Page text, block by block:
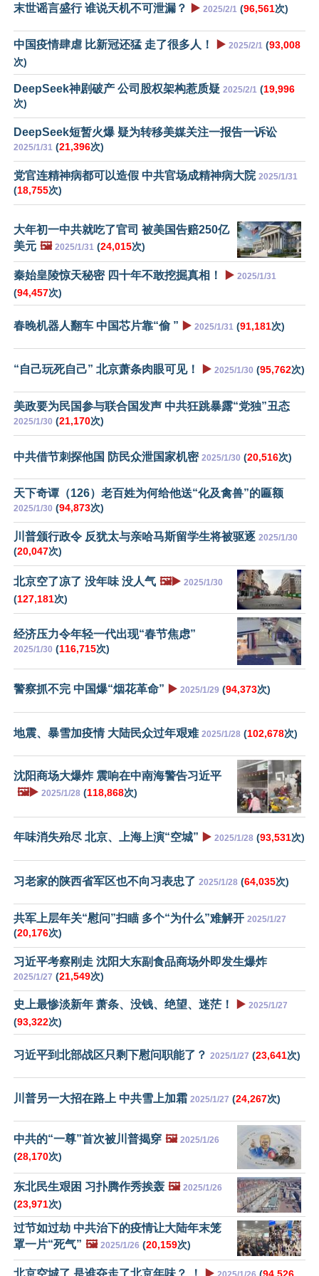
末世谣言盛行 谁说天机不可泄漏？ ▶️ 2025/2/1 (96,561次)
中国疫情肆虐 比新冠还猛 走了很多人！ ▶️ 2025/2/1 (93,008
次)
DeepSeek神剧破产 公司股权架构惹质疑 2025/2/1 (19,996
次)
DeepSeek短暂火爆 疑为转移美媒关注一报告一诉讼
2025/1/31 (21,396次)
党官连精神病都可以造假 中共官场成精神病大院 2025/1/31
(18,755次)
大年初一中共就吃了官司 被美国告赔250亿
美元 🖼️ 2025/1/31 (24,015次)
秦始皇陵惊天秘密 四十年不敢挖掘真相！ ▶️ 2025/1/31
(94,457次)
春晚机器人翻车 中国芯片靠“偷 ” ▶️ 2025/1/31 (91,181次)
“自己玩死自己” 北京萧条肉眼可见！ ▶️ 2025/1/30 (95,762次)
美政要为民国参与联合国发声 中共狂跳暴露“党独”丑态
2025/1/30 (21,170次)
中共借节刺探他国 防民众泄国家机密 2025/1/30 (20,516次)
天下奇谭（126）老百姓为何给他送“化及禽兽”的匾额
2025/1/30 (94,873次)
川普颁行政令 反犹太与亲哈马斯留学生将被驱逐 2025/1/30
(20,047次)
北京空了凉了 没年味 没人气 🖼️▶️ 2025/1/30
(127,181次)
经济压力令年轻一代出现“春节焦虑”
2025/1/30 (116,715次)
警察抓不完 中国爆“烟花革命” ▶️ 2025/1/29 (94,373次)
地震、暴雪加疫情 大陆民众过年艰难 2025/1/28 (102,678次)
沈阳商场大爆炸 震响在中南海警告习近平
🖼️▶️ 2025/1/28 (118,868次)
年味消失殆尽 北京、上海上演“空城” ▶️ 2025/1/28 (93,531次)
习老家的陕西省军区也不向习表忠了 2025/1/28 (64,035次)
共军上层年关“慰问”扫瞄 多个“为什么”难解开 2025/1/27
(20,176次)
习近平考察刚走 沈阳大东副食品商场外即发生爆炸
2025/1/27 (21,549次)
史上最惨淡新年 萧条、没钱、绝望、迷茫！ ▶️ 2025/1/27
(93,322次)
习近平到北部战区只剩下慰问职能了？ 2025/1/27 (23,641次)
川普另一大招在路上 中共雪上加霜 2025/1/27 (24,267次)
中共的“一尊”首次被川普揭穿 🖼️ 2025/1/26
(28,170次)
东北民生艰困 习扑腾作秀挨轰 🖼️ 2025/1/26
(23,971次)
过节如过劫 中共治下的疫情让大陆年末笼
罩一片“死气” 🖼️ 2025/1/26 (20,159次)